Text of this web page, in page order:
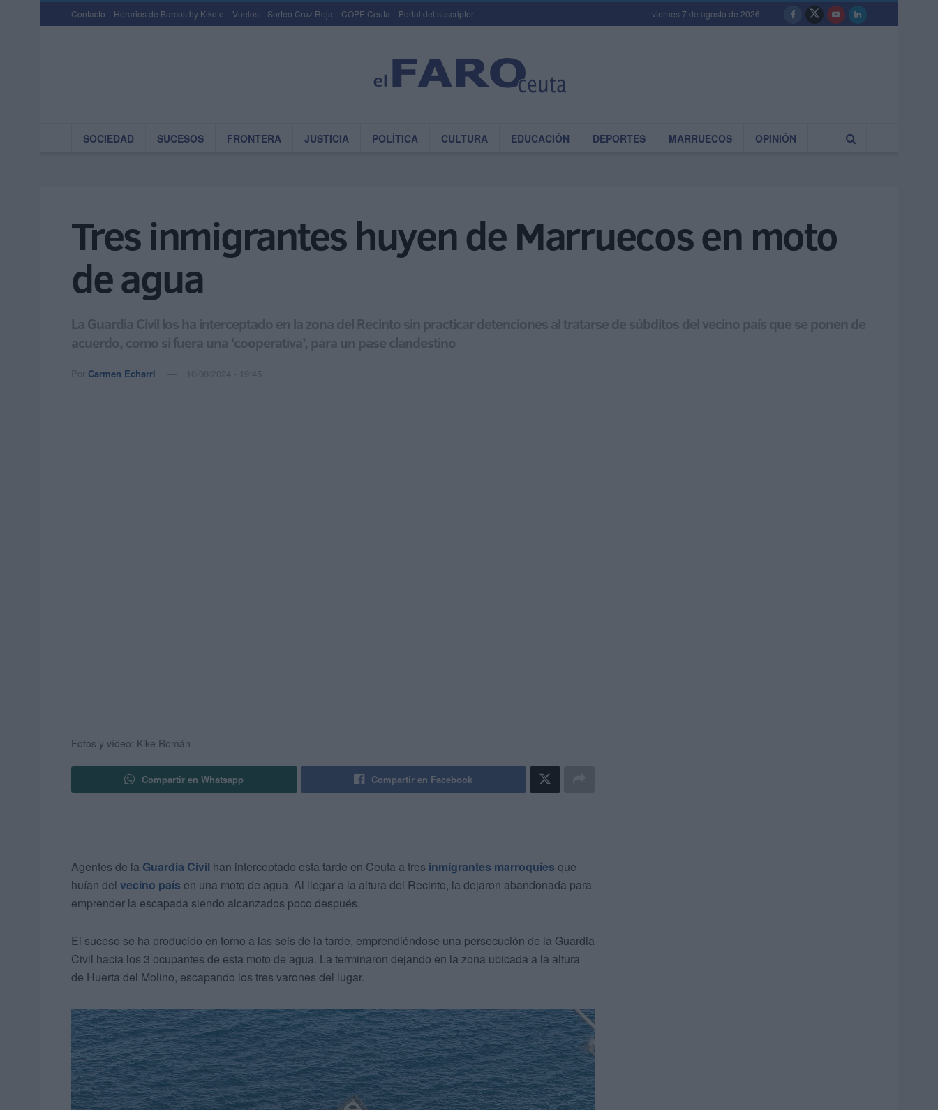
Contacto Horarios de Barcos by Kikoto Vuelos Sorteo Cruz Roja COPE Ceuta Portal del suscriptor viernes 7 de agosto de 2026
SOCIEDAD SUCESOS FRONTERA JUSTICIA POLÍTICA CULTURA EDUCACIÓN DEPORTES MARRUECOS OPINIÓN
Tres inmigrantes huyen de Marruecos en moto
de agua
La Guardia Civil los ha interceptado en la zona del Recinto sin practicar detenciones al tratarse de súbditos del vecino país que se ponen de
acuerdo, como si fuera una ‘cooperativa’, para un pase clandestino
Por Carmen Echarri 10/08/2024 - 19:45
Fotos y vídeo: Kike Román
Compartir en Whatsapp Compartir en Facebook
Agentes de la Guardia Civil han interceptado esta tarde en Ceuta a tres inmigrantes marroquíes que
huían del vecino país en una moto de agua. Al llegar a la altura del Recinto, la dejaron abandonada para
emprender la escapada siendo alcanzados poco después.
El suceso se ha producido en torno a las seis de la tarde, emprendiéndose una persecución de la Guardia
Civil hacia los 3 ocupantes de esta moto de agua. La terminaron dejando en la zona ubicada a la altura
de Huerta del Molino, escapando los tres varones del lugar.